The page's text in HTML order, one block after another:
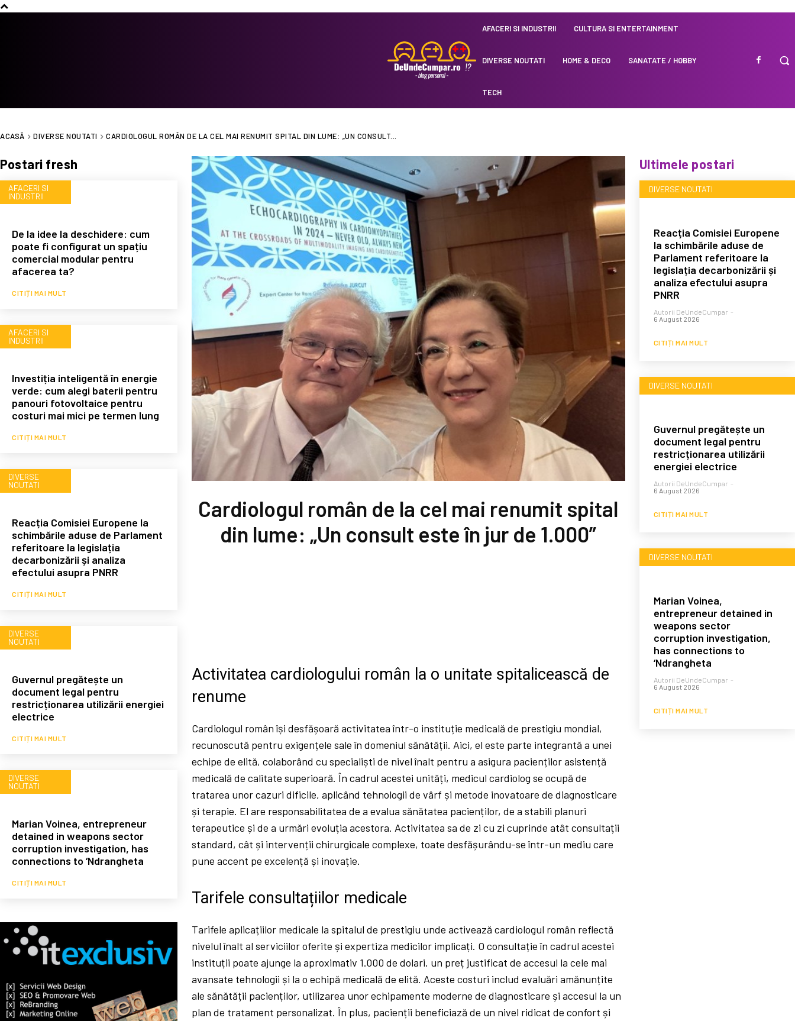
AFACERI SI INDUSTRII CULTURA SI ENTERTAINMENT
DIVERSE NOUTATI HOME & DECO SANATATE / HOBBY
TECH
ACASĂ DIVERSE NOUTATI CARDIOLOGUL ROMÂN DE LA CEL MAI RENUMIT SPITAL DIN LUME: „UN CONSULT...
Postari fresh
AFACERI SI
INDUSTRII
De la idee la deschidere: cum
poate fi configurat un spațiu
comercial modular pentru
afacerea ta?
CITIȚI MAI MULT
AFACERI SI
INDUSTRII
Investiția inteligentă în energie
verde: cum alegi baterii pentru
panouri fotovoltaice pentru
costuri mai mici pe termen lung
CITIȚI MAI MULT
DIVERSE
NOUTATI
Reacția Comisiei Europene la
schimbările aduse de Parlament
referitoare la legislația
decarbonizării și analiza
efectului asupra PNRR
CITIȚI MAI MULT
DIVERSE
NOUTATI
Guvernul pregătește un
document legal pentru
restricționarea utilizării energiei
electrice
CITIȚI MAI MULT
DIVERSE
NOUTATI
Marian Voinea, entrepreneur
detained in weapons sector
corruption investigation, has
connections to ‘Ndrangheta
CITIȚI MAI MULT
Cardiologul român de la cel mai renumit spital
din lume: „Un consult este în jur de 1.000”
Activitatea cardiologului român la o unitate spitalicească de
renume
Cardiologul român își desfășoară activitatea într-o instituție medicală de prestigiu mondial,
recunoscută pentru exigențele sale în domeniul sănătății. Aici, el este parte integrantă a unei
echipe de elită, colaborând cu specialiști de nivel înalt pentru a asigura pacienților asistență
medicală de calitate superioară. În cadrul acestei unități, medicul cardiolog se ocupă de
tratarea unor cazuri dificile, aplicând tehnologii de vârf și metode inovatoare de diagnosticare
și terapie. El are responsabilitatea de a evalua sănătatea pacienților, de a stabili planuri
terapeutice și de a urmări evoluția acestora. Activitatea sa de zi cu zi cuprinde atât consultații
standard, cât și intervenții chirurgicale complexe, toate desfășurându-se într-un mediu care
pune accent pe excelență și inovație.
Tarifele consultațiilor medicale
Tarifele aplicațiilor medicale la spitalul de prestigiu unde activează cardiologul român reflectă
nivelul înalt al serviciilor oferite și expertiza medicilor implicați. O consultație în cadrul acestei
instituții poate ajunge la aproximativ 1.000 de dolari, un preț justificat de accesul la cele mai
avansate tehnologii și la o echipă medicală de elită. Aceste costuri includ evaluări amănunțite
ale sănătății pacienților, utilizarea unor echipamente moderne de diagnosticare și accesul la un
plan de tratament personalizat. În plus, pacienții beneficiază de un nivel ridicat de confort și
Ultimele postari
DIVERSE NOUTATI
Reacția Comisiei Europene
la schimbările aduse de
Parlament referitoare la
legislația decarbonizării și
analiza efectului asupra
PNRR
Autorii DeUndeCumpar -
6 August 2026
CITIȚI MAI MULT
DIVERSE NOUTATI
Guvernul pregătește un
document legal pentru
restricționarea utilizării
energiei electrice
Autorii DeUndeCumpar -
6 August 2026
CITIȚI MAI MULT
DIVERSE NOUTATI
Marian Voinea,
entrepreneur detained in
weapons sector
corruption investigation,
has connections to
‘Ndrangheta
Autorii DeUndeCumpar -
6 August 2026
CITIȚI MAI MULT